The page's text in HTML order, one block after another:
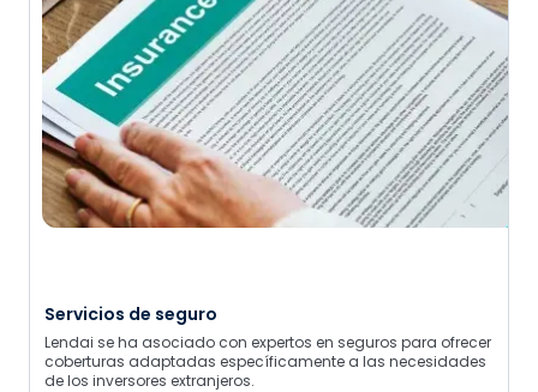
Servicios de seguro
Lendai se ha asociado con expertos en seguros para ofrecer
coberturas adaptadas específicamente a las necesidades
de los inversores extranjeros.